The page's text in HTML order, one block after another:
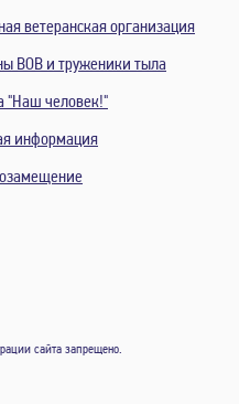
ветеранская организация
ВОВ и труженики тыла
"Наш человек!"
информация
сайта запрещено.